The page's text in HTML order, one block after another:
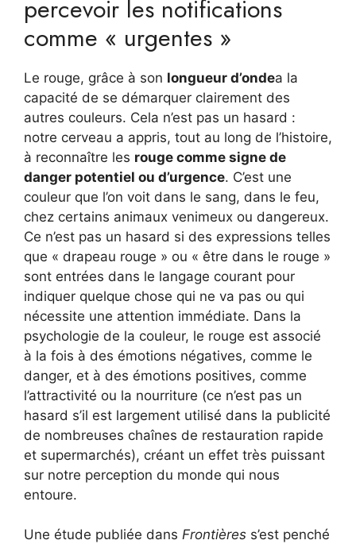
percevoir les notifications
comme « urgentes »
Le rouge, grâce à son longueur d’ondea la
capacité de se démarquer clairement des
autres couleurs. Cela n’est pas un hasard :
notre cerveau a appris, tout au long de l’histoire,
à reconnaître les rouge comme signe de
danger potentiel ou d’urgence. C’est une
couleur que l’on voit dans le sang, dans le feu,
chez certains animaux venimeux ou dangereux.
Ce n’est pas un hasard si des expressions telles
que « drapeau rouge » ou « être dans le rouge »
sont entrées dans le langage courant pour
indiquer quelque chose qui ne va pas ou qui
nécessite une attention immédiate. Dans la
psychologie de la couleur, le rouge est associé
à la fois à des émotions négatives, comme le
danger, et à des émotions positives, comme
l’attractivité ou la nourriture (ce n’est pas un
hasard s’il est largement utilisé dans la publicité
de nombreuses chaînes de restauration rapide
et supermarchés), créant un effet très puissant
sur notre perception du monde qui nous
entoure.
Une étude publiée dans Frontières s’est penché